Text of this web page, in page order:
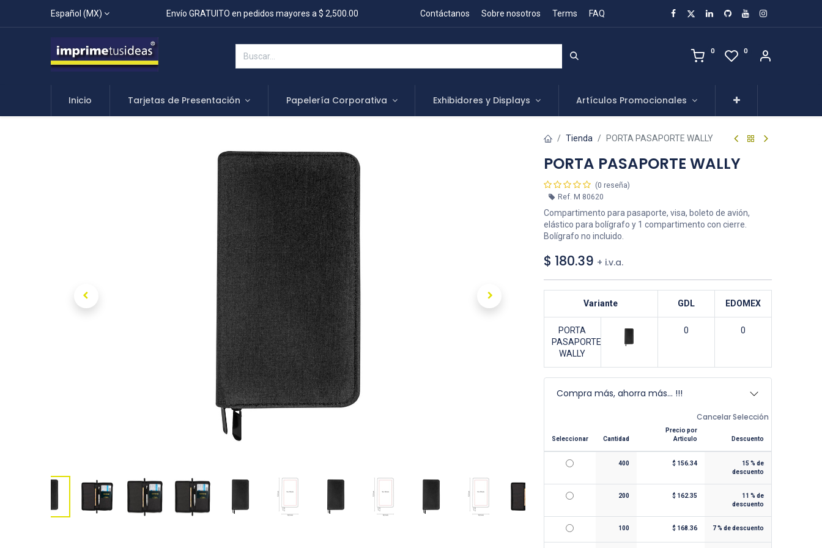
Español (MX) Envío GRATUITO en pedidos mayores a $ 2,500.00 Contáctanos Sobre nosotros Terms FAQ
0 0
Inicio Tarjetas de Presentación Papelería Corporativa Exhibidores y Displays Artículos Promocionales
Tienda PORTA PASAPORTE WALLY
PORTA PASAPORTE WALLY
(0 reseña)
Ref. M 80620
Compartimento para pasaporte, visa, boleto de avión,
elástico para bolígrafo y 1 compartimento con cierre.
Bolígrafo no incluido.
$ 180.39 + i.v.a.
Variante GDL EDOMEX
PORTA
PASAPORTE
WALLY
0 0
Compra más, ahorra más... !!!
Cancelar Selección
Seleccionar Cantidad
Precio por
Articulo
Descuento
400 $ 156.34 15 % de
descuento
200 $ 162.35 11 % de
descuento
100 $ 168.36 7% de descuento